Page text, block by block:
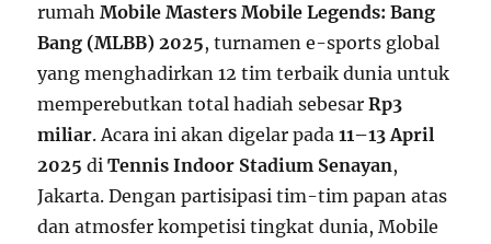
rumahMobile Masters Mobile Legends: Bang
Bang (MLBB) 2025, turnamen e-sports global
yang menghadirkan 12 tim terbaik dunia untuk
memperebutkan total hadiah sebesarRp3
miliar. Acara ini akan digelar pada11–13 April
2025 diTennis Indoor Stadium Senayan,
Jakarta. Dengan partisipasi tim-tim papan atas
dan atmosfer kompetisi tingkat dunia, Mobile